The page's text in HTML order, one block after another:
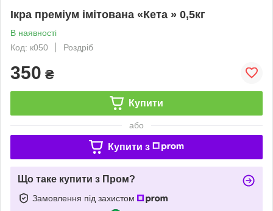
Ікра преміум імітована «Кета » 0,5кг
В наявності
Код: к050
Роздріб
350 ₴
Купити
або
Купити з
Що таке купити з Пром?
Замовлення під захистом